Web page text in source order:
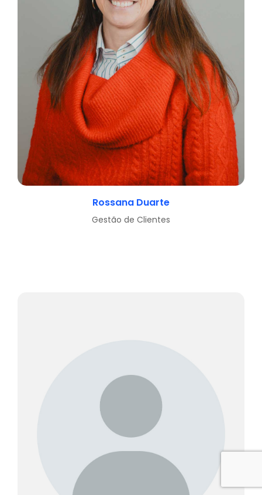
Rossana Duarte
Gestão de Clientes